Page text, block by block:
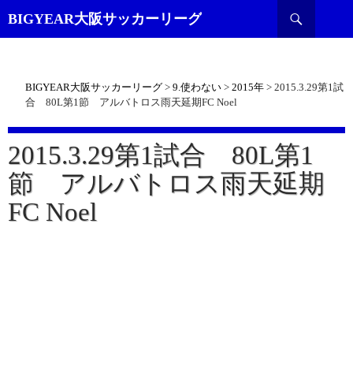
BIGYEAR大阪サッカーリーグ
索
BIGYEAR大阪サッカーリーグ > 9.使わない > 2015年 > 2015.3.29第1試
合 80L第1節 アルバトロス雨天延期FC Noel
2015.3.29第1試合 80L第1
節 アルバトロス雨天延期
FC Noel